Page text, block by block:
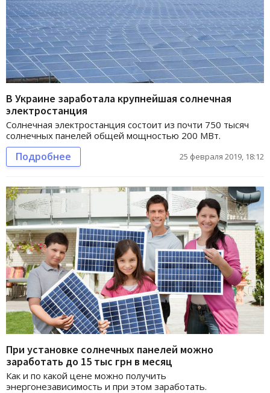
В Украине заработала крупнейшая солнечная
электростанция
Солнечная электростанция состоит из почти 750 тысяч
солнечных панелей общей мощностью 200 МВт.
Подробнее 25 февраля 2019, 18:12
При установке солнечных панелей можно
заработать до 15 тыс грн в месяц
Как и по какой цене можно получить
энергонезависимость и при этом заработать.